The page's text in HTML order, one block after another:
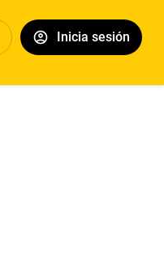
Inicia sesión